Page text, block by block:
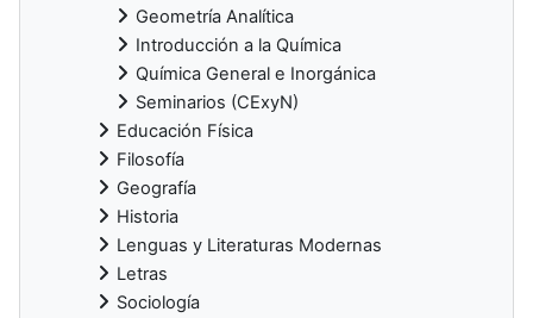
Geometría Analítica
Introducción a la Química
Química General e Inorgánica
Seminarios (CExyN)
Educación Física
Filosofía
Geografía
Historia
Lenguas y Literaturas Modernas
Letras
Sociología